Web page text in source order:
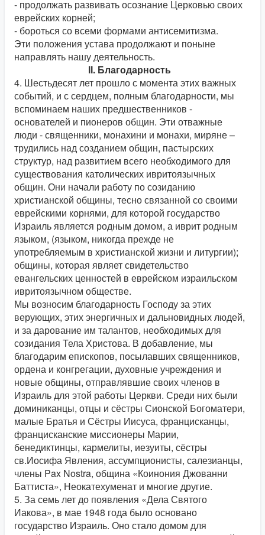
- продолжать развивать осознание Церковью своих
еврейских корней;
- бороться со всеми формами антисемитизма.
Эти положения устава продолжают и поныне
направлять нашу деятельность.
ІІ. Благодарность
4. Шестьдесят лет прошло с момента этих важных
событий, и с сердцем, полным благодарности, мы
вспоминаем наших предшественников -
основателей и пионеров общин. Эти отважные
люди - священники, монахини и монахи, миряне –
трудились над созданием общин, пастырских
структур, над развитием всего необходимого для
существования католических ивритоязычных
общин. Они начали работу по созиданию
христианской общины, тесно связанной со своими
еврейскими корнями, для которой государство
Израиль является родным домом, а иврит родным
языком, (языком, никогда прежде не
употребляемым в христианской жизни и литургии);
общины, которая являет свидетельство
евангельских ценностей в еврейском израильском
ивритоязычном обществе.
Мы возносим благодарность Господу за этих
верующих, этих энергичных и дальновидных людей,
и за дарование им талантов, необходимых для
созидания Тела Христова. В добавление, мы
благодарим епископов, посылавших священников,
ордена и конгрегации, духовные учреждения и
новые общины, отправлявшие своих членов в
Израиль для этой работы Церкви. Среди них были
доминиканцы, отцы и сёстры Сионской Богоматери,
малые Братья и Сёстры Иисуса, францисканцы,
францисканские миссионеры Марии,
бенедиктинцы, кармелиты, иезуиты, сёстры
св.Иосифа Явления, ассумпционисты, салезианцы,
члены Pax Nostra, община «Коинония Джованни
Баттиста», Неокатехуменат и многие другие.
5. За семь лет до появления «Дела Святого
Иакова», в мае 1948 года было основано
государство Израиль. Оно стало домом для